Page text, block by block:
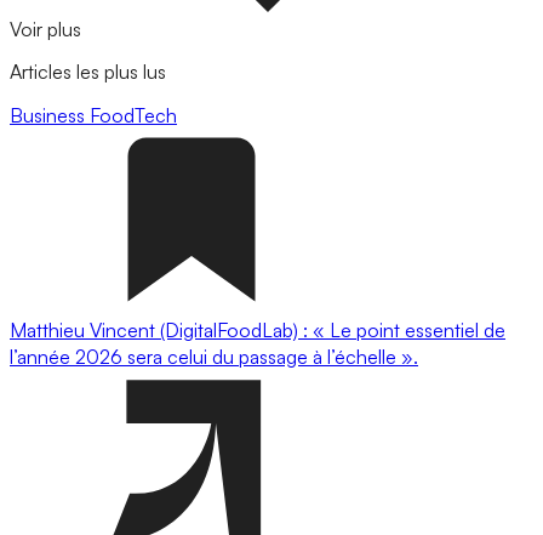
Voir plus
Articles les plus lus
Business FoodTech
Matthieu Vincent (DigitalFoodLab) : « Le point essentiel de
l’année 2026 sera celui du passage à l’échelle ».